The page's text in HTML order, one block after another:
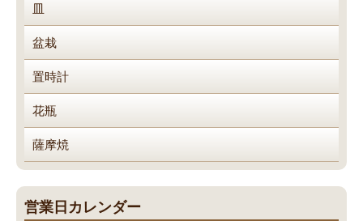
皿
盆栽
置時計
花瓶
薩摩焼
営業日カレンダー